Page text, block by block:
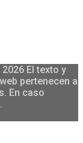
El texto y
pertenecen a
En caso